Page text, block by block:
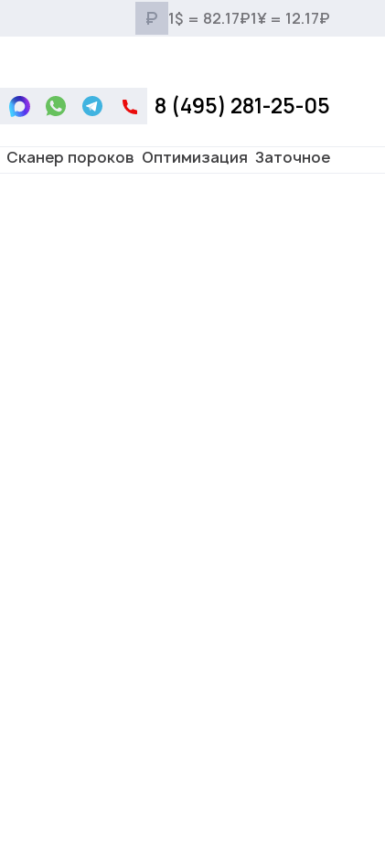
₽ 1$ = 82.17₽1¥ = 12.17₽
Сканер пороков Оптимизация Заточное
8 (495) 281-25-05